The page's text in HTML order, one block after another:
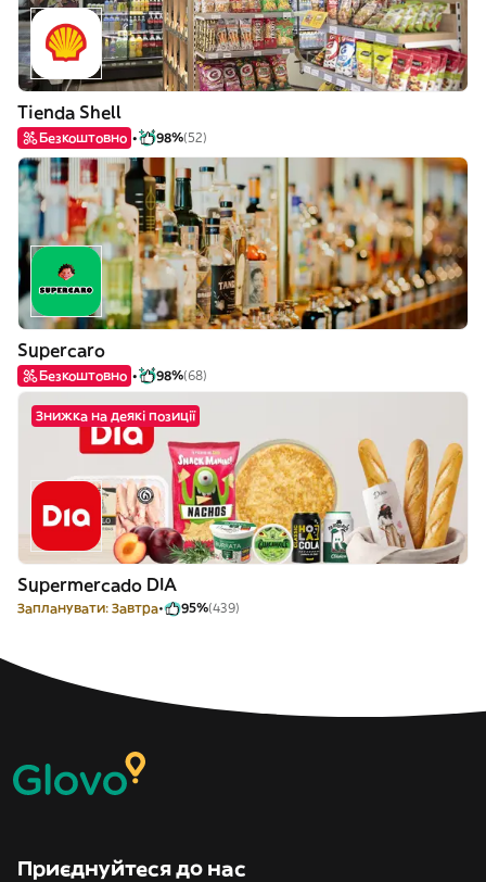
Tienda Shell
Безкоштовно 98%(52)
Supercaro
Безкоштовно 98%(68)
Знижка на деякі позиції
Supermercado DIA
Запланувати: Завтра 95%(439)
Приєднуйтеся до нас